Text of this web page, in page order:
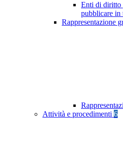
Enti di diritto
pubblicare in
Rappresentazione
Attività e procedimenti 6